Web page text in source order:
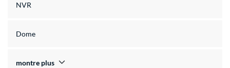
NVR
Dome
montre plus